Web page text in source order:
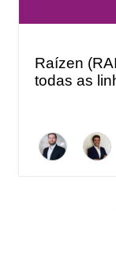
Raízen
todas as